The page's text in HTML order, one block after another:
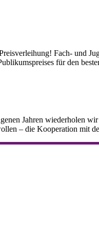
Fach- und
für den
Jahren wiederholen
– die Kooperation mit